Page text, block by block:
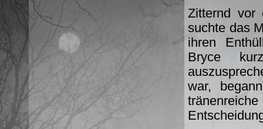
Zitternd vor
suchte das
ihren
Bryce
war,